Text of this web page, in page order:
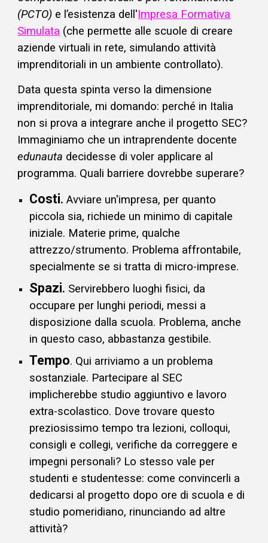
(PCTO) e l’esistenza dell'Impresa Formativa
Simulata (che permette alle scuole di creare
aziende virtuali in rete, simulando attività
imprenditoriali in un ambiente controllato).
Data questa spinta verso la dimensione
imprenditoriale, mi domando: perché in Italia
non si prova a integrare anche il progetto SEC?
Immaginiamo che un intraprendente docente
edunauta decidesse di voler applicare al
programma. Quali barriere dovrebbe superare?
Costi. Avviare un'impresa, per quanto
piccola sia, richiede un minimo di capitale
iniziale. Materie prime, qualche
attrezzo/strumento. Problema affrontabile,
specialmente se si tratta di micro-imprese.
Spazi. Servirebbero luoghi fisici, da
occupare per lunghi periodi, messi a
disposizione dalla scuola. Problema, anche
in questo caso, abbastanza gestibile.
Tempo. Qui arriviamo a un problema
sostanziale. Partecipare al SEC
implicherebbe studio aggiuntivo e lavoro
extra-scolastico. Dove trovare questo
preziosissimo tempo tra lezioni, colloqui,
consigli e collegi,verifiche da correggere e
impegni personali? Lo stesso vale per
studenti e studentesse: come convincerli a
dedicarsi al progetto dopo ore di scuola e di
studio pomeridiano, rinunciando ad altre
attività?